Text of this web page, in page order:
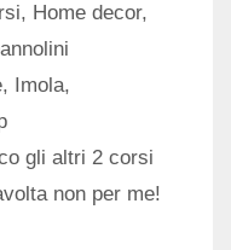
, Home decor,
, Imola,
gli altri 2 corsi
non per me!